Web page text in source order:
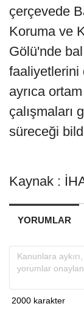
çerçevede
Koruma ve
Gölü'nde
faaliyetlerini
ayrıca
çalışmaları
süreceği
Kaynak :
YORUMLAR